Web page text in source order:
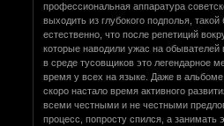
профессиональная аппаратура
выходить из глубокого подполья,
естественно, что после репетиций
которые наводили ужас на
в среде тусовщиков это легендарное
время у всех на языке. Даже в
скоро настало время активного
всеми честными и не честными
процесс, попросту спился, а занимать